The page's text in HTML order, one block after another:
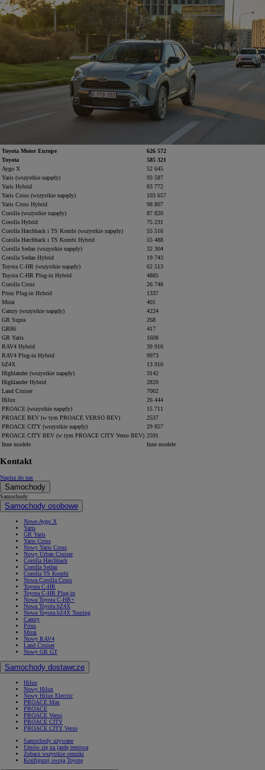
Toyota Motor Europe
626 572
Toyota
585 321
Aygo X
52 645
Yaris (wszystkie napędy)
93 587
Yaris Hybrid
83 772
Yaris Cross (wszystkie napędy)
103 657
Yaris Cross Hybrid
98 807
Corolla (wszystkie napędy)
87 820
Corolla Hybrid
75 231
Corolla Hatchback i TS Kombi (wszystkie napędy)
55 516
Corolla Hatchback i TS Kombi Hybrid
55 488
Corolla Sedan (wszystkie napędy)
32 304
Corolla Sedan Hybrid
19 743
Toyota C-HR (wszystkie napędy)
62 513
Toyota C-HR Plug-in Hybrid
4885
Corolla Cross
26 748
Prius Plug-in Hybrid
1337
Mirai
401
Camry (wszystkie napędy)
4224
GR Supra
268
GR86
417
GR Yaris
1608
RAV4 Hybrid
39 916
RAV4 Plug-in Hybrid
9973
bZ4X
13 910
Highlander (wszystkie napędy)
3142
Highlander Hybrid
2820
Land Cruiser
7002
Hilux
26 444
PROACE (wszystkie napędy)
15 711
PROACE BEV (w tym PROACE VERSO BEV)
2537
PROACE CITY (wszystkie napędy)
29 857
PROACE CITY BEV (w tym PROACE CITY Verso BEV) 2591
Inne modele
Inne modele
Kontakt
Napisz do nas
Samochody
Samochody
Samochody osobowe
Nowe Aygo X
Yaris
GR Yaris
Yaris Cross
Nowy Yaris Cross
Nowy Urban Cruiser
Corolla Hatchback
Corolla Sedan
Corolla TS Kombi
Nowa Corolla Cross
Toyota C-HR
Toyota C-HR Plug-in
Nowa Toyota C-HR+
Nowa Toyota bZ4X
Nowa Toyota bZ4X Touring
Camry
Prius
Mirai
Nowy RAV4
Land Cruiser
Nowy GR GT
Samochody dostawcze
Hilux
Nowy Hilux
Nowy Hilux Electric
PROACE Max
PROACE
PROACE Verso
PROACE CITY
PROACE CITY Verso
Samochody używane
Umów się na jazdę testową
Zobacz wszystkie cenniki
Konfiguruj swoją Toyotę